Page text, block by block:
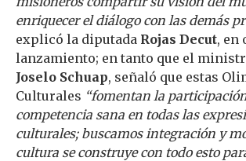
enriquecer el diálogo con las demás
explicó la diputada Rojas Decut, en
lanzamiento; en tanto que el
Joselo Schuap, señaló que estas
Culturales “fomentan la
competencia sana en todas las
culturales; buscamos integración y
cultura se construye con todo esto